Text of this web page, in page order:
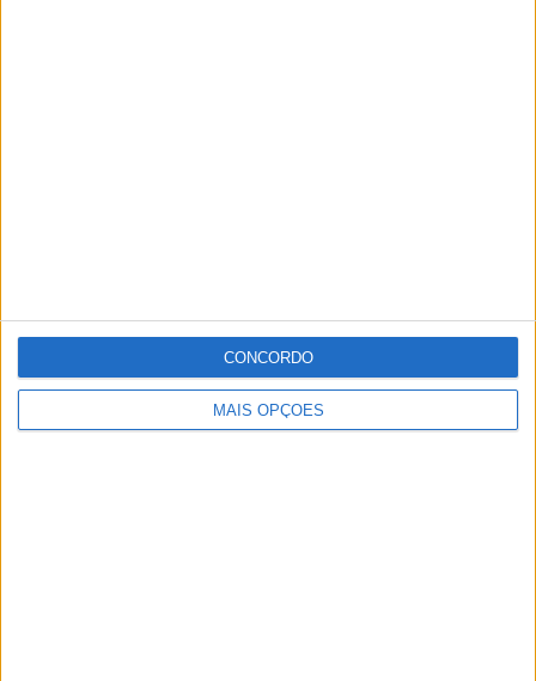
MAIS OPÇÕES
CONCORDO
Publicidade
Publicidade